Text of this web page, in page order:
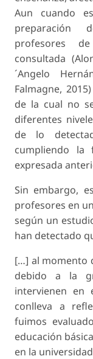
Aun cuando
preparación
profesores
consultada
´Angelo
Falmagne,
de la cual no
diferentes
de lo
cumpliendo la
expresada
Sin embargo,
profesores en
según un
han detectado
[…] al momento
debido a la
intervienen en
conlleva a
fuimos
educación
en la